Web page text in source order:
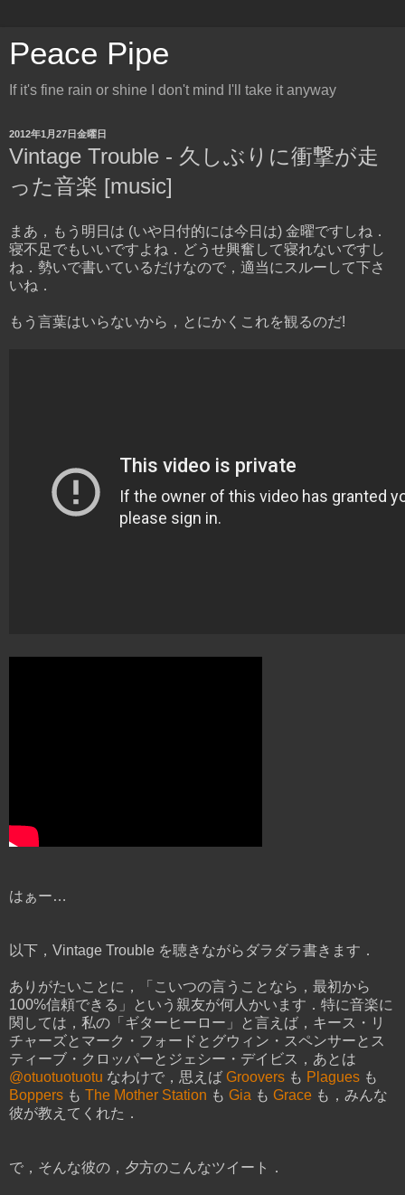
Peace Pipe
If it's fine rain or shine I don't mind I'll take it anyway
2012年1月27日金曜日
Vintage Trouble - 久しぶりに衝撃が走
った音楽 [music]
まあ，もう明日は (いや日付的には今日は) 金曜ですしね．
寝不足でもいいですよね．どうせ興奮して寝れないですし
ね．勢いで書いているだけなので，適当にスルーして下さ
いね．
もう言葉はいらないから，とにかくこれを観るのだ!
はぁー…
以下，Vintage Trouble を聴きながらダラダラ書きます．
ありがたいことに，「こいつの言うことなら，最初から
100%信頼できる」という親友が何人かいます．特に音楽に
関しては，私の「ギターヒーロー」と言えば，キース・リ
チャーズとマーク・フォードとグウィン・スペンサーとス
ティーブ・クロッパーとジェシー・デイビス，あとは
@otuotuotuotu なわけで，思えば Groovers も Plagues も
Boppers も The Mother Station も Gia も Grace も，みんな
彼が教えてくれた．
で，そんな彼の，夕方のこんなツイート．